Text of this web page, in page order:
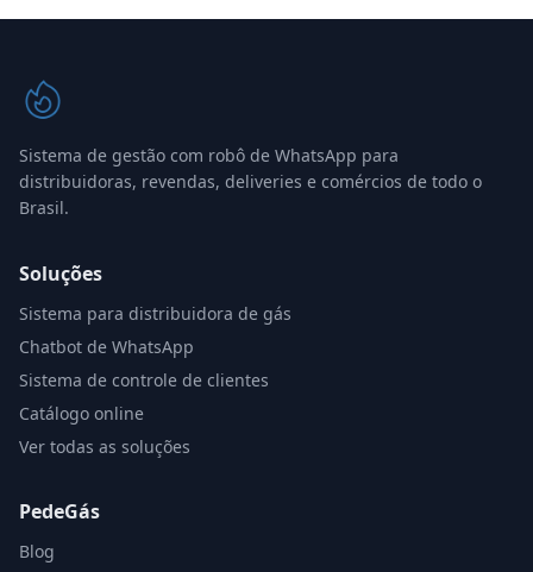
Sistema de gestão com robô de WhatsApp para
distribuidoras, revendas, deliveries e comércios de todo o
Brasil.
Soluções
Sistema para distribuidora de gás
Chatbot de WhatsApp
Sistema de controle de clientes
Catálogo online
Ver todas as soluções
PedeGás
Blog